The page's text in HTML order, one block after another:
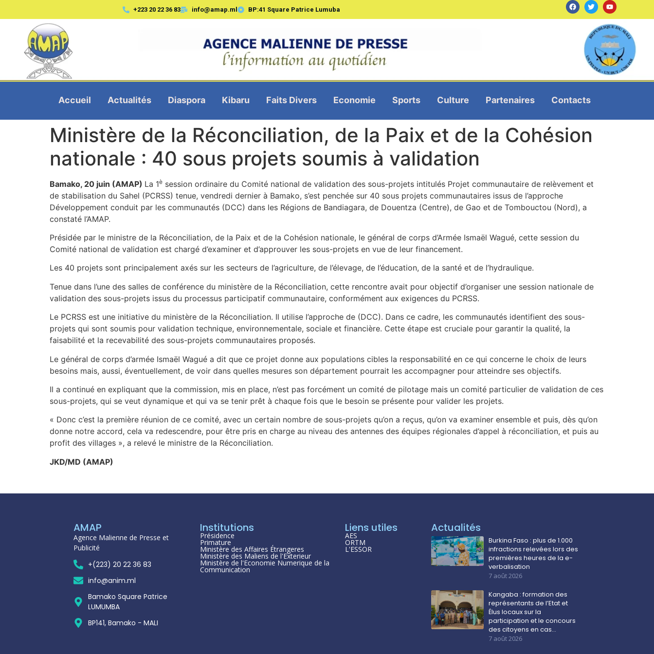
+223 20 22 36 83 info@amap.ml BP:41 Square Patrice Lumuba
Accueil Actualités Diaspora Kibaru Faits Divers Economie Sports Culture Partenaires Contacts
Ministère de la Réconciliation, de la Paix et de la Cohésion
nationale : 40 sous projets soumis à validation
Bamako, 20 juin (AMAP) La 1è session ordinaire du Comité national de validation des sous-projets intitulés Projet communautaire de relèvement et
de stabilisation du Sahel (PCRSS) tenue, vendredi dernier à Bamako, s’est penchée sur 40 sous projets communautaires issus de l’approche
Développement conduit par les communautés (DCC) dans les Régions de Bandiagara, de Douentza (Centre), de Gao et de Tombouctou (Nord), a
constaté l’AMAP.
Présidée par le ministre de la Réconciliation, de la Paix et de la Cohésion nationale, le général de corps d’Armée Ismaël Wagué, cette session du
Comité national de validation est chargé d’examiner et d’approuver les sous-projets en vue de leur financement.
Les 40 projets sont principalement axés sur les secteurs de l’agriculture, de l’élevage, de l’éducation, de la santé et de l’hydraulique.
Tenue dans l’une des salles de conférence du ministère de la Réconciliation, cette rencontre avait pour objectif d’organiser une session nationale de
validation des sous-projets issus du processus participatif communautaire, conformément aux exigences du PCRSS.
Le PCRSS est une initiative du ministère de la Réconciliation. Il utilise l’approche de (DCC). Dans ce cadre, les communautés identifient des sous-
projets qui sont soumis pour validation technique, environnementale, sociale et financière. Cette étape est cruciale pour garantir la qualité, la
faisabilité et la recevabilité des sous-projets communautaires proposés.
Le général de corps d’armée Ismaël Wagué a dit que ce projet donne aux populations cibles la responsabilité en ce qui concerne le choix de leurs
besoins mais, aussi, éventuellement, de voir dans quelles mesures son département pourrait les accompagner pour atteindre ses objectifs.
Il a continué en expliquant que la commission, mis en place, n’est pas forcément un comité de pilotage mais un comité particulier de validation de ces
sous-projets, qui se veut dynamique et qui va se tenir prêt à chaque fois que le besoin se présente pour valider les projets.
« Donc c’est la première réunion de ce comité, avec un certain nombre de sous-projets qu’on a reçus, qu’on va examiner ensemble et puis, dès qu’on
donne notre accord, cela va redescendre, pour être pris en charge au niveau des antennes des équipes régionales d’appel à réconciliation, et puis au
profit des villages », a relevé le ministre de la Réconciliation.
JKD/MD (AMAP)
AMAP
Agence Malienne de Presse et
Publicité
+(223) 20 22 36 83
info@anim.ml
Bamako Square Patrice
LUMUMBA
BP141, Bamako - MALI
Institutions
Présidence
Primature
Ministère des Affaires Étrangeres
Ministère des Maliens de l'Exterieur
Ministère de l'Economie Numerique de la
Communication
Liens utiles
AES
ORTM
L'ESSOR
Actualités
Burkina Faso : plus de 1.000
infractions relevées lors des
premières heures de la e-
verbalisation
7 août 2026
Kangaba : formation des
représentants de l’Etat et
Élus locaux sur la
participation et le concours
des citoyens en cas…
7 août 2026